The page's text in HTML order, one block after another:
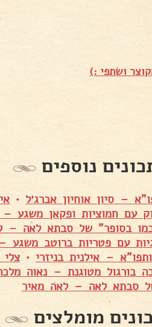
ושתפי :)
נוספים
•
עם חמוציות ופקאן משגע –
בסופר" של סבתא לאה –
עם פטריות ברוטב משגע
– אילנית בניזרי •
בורגול מטוגנת – נאוה
סבתא לאה – לאה מאיר
מומלצים